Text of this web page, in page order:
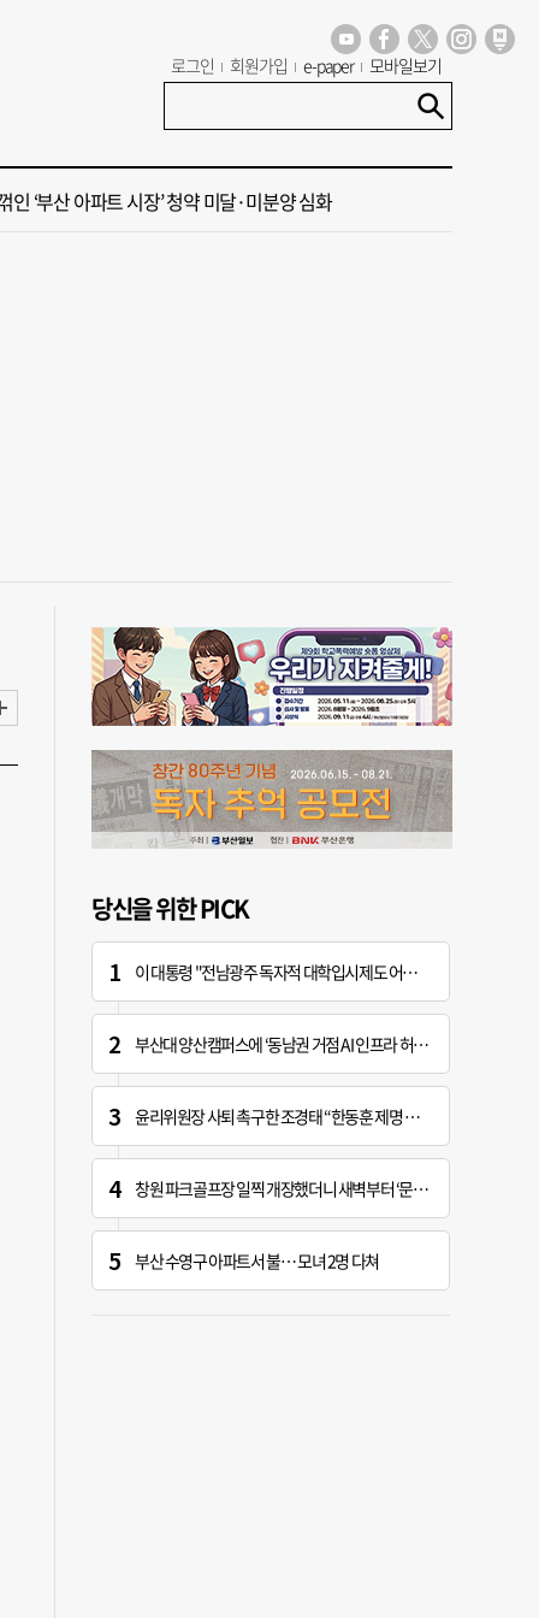
로그인 회원가입 e-paper 모바일보기
보 오늘의 운세] 8월 6일(음 6월 24일)
꺾인 ‘부산 아파트 시장’ 청약 미달·미분양 심화
년 국밥… 노포 맛집이 키운 골목시장 [골목시장, 다시 장날]
당신을 위한 PICK
이 대통령 "전남광주 독자적 대학입시제도 어떤가" 제안
부산대 양산캠퍼스에 ‘동남권 거점 AI 인프라 허브’ 조성한다
윤리위원장 사퇴 촉구한 조경태 “한동훈 제명 철회해야”
창원 파크골프장 일찍 개장했더니 새벽부터 ‘문전성시’
부산 수영구 아파트서 불… 모녀 2명 다쳐